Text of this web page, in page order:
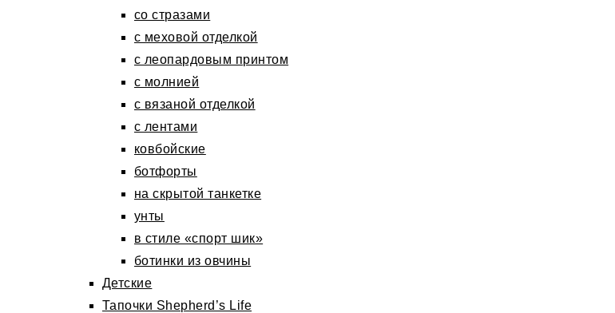
со стразами
с меховой отделкой
с леопардовым принтом
с молнией
с вязаной отделкой
с лентами
ковбойские
ботфорты
на скрытой танкетке
унты
в стиле «спорт шик»
ботинки из овчины
Детские
Тапочки Shepherd’s Life